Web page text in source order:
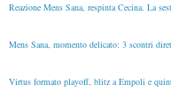
Reazione Mens Sana, respinta Cecina. La
Mens Sana, momento delicato: 3 scontri
Virtus formato playoff, blitz a Empoli e